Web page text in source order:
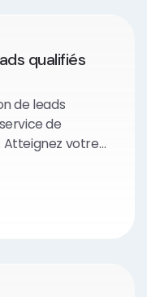
qualifiés
de leads
de
Atteignez votre